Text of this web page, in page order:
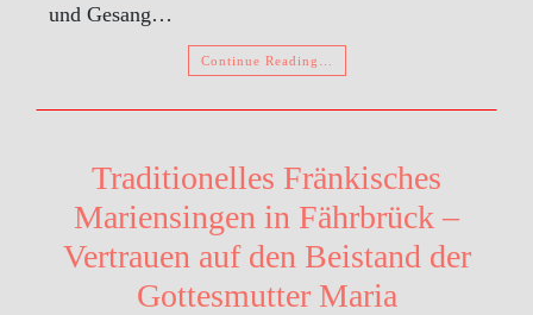
und Gesang…
Continue Reading…
Traditionelles Fränkisches
Mariensingen in Fährbrück –
Vertrauen auf den Beistand der
Gottesmutter Maria